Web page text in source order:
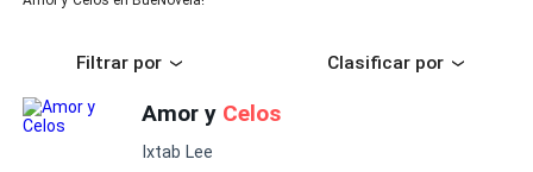
Filtrar por Clasificar por
Amor y Celos
Ixtab Lee